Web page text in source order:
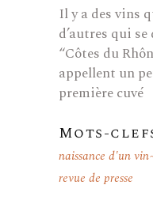
Il y a des vins
d’autres qui
“Côtes du
appellent un
première cuvé
Mots-
naissance d'un vin
revue de presse